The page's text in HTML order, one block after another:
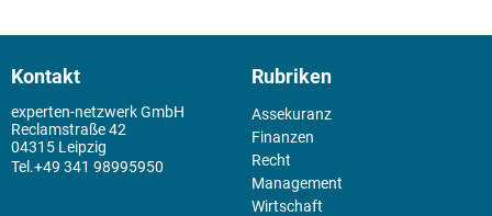
Kontakt
experten-netzwerk GmbH
Reclamstraße 42
04315 Leipzig
+49 341 98995950
Rubriken
Assekuranz
Finanzen
Recht
Management
Wirtschaft